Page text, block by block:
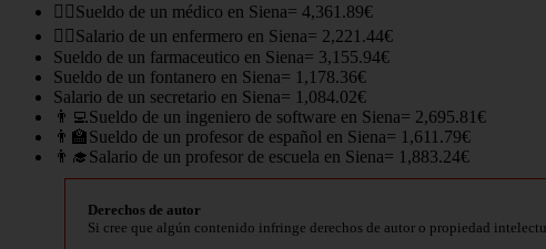
👨‍⚕️Sueldo de un médico en Siena= 4,361.89€
👩‍⚕️Salario de un enfermero en Siena= 2,221.44€
Sueldo de un farmaceutico en Siena= 3,155.94€
Sueldo de un fontanero en Siena= 1,178.36€
Salario de un secretario en Siena= 1,084.02€
👨‍💻Sueldo de un ingeniero de software en Siena= 2,695.81€
👨‍🏫Sueldo de un profesor de español en Siena= 1,611.79€
👨‍🎓Salario de un profesor de escuela en Siena= 1,883.24€
Derechos de autor
Si cree que algún contenido infringe derechos de autor o propiedad